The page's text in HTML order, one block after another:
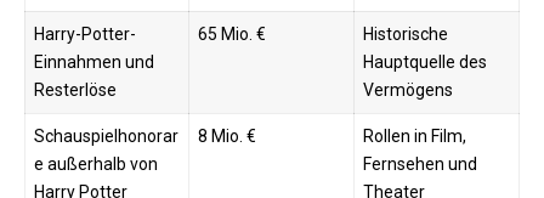
Harry-Potter-
Einnahmen und
Resterlöse
65 Mio. €
Historische
Hauptquelle des
Vermögens
Schauspielhonorar
e außerhalb von
Harry Potter
8 Mio. €
Rollen in Film,
Fernsehen und
Theater